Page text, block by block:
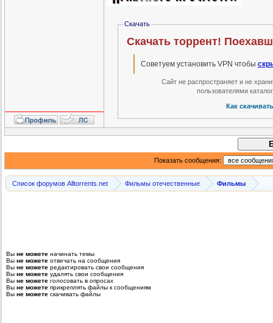
Скачать
Скачать торрент!
Советуем установить VPN чтобы
Сайт не распространяет и не
пользователями
Как
Показать сообщения:
Список форумов Alltorrents.net Фильмы отечественные Фильмы
Вы не можете начинать темы
Вы не можете отвечать на сообщения
Вы не можете редактировать свои сообщения
Вы не можете удалять свои сообщения
Вы не можете голосовать в опросах
Вы не можете прикреплять файлы к сообщениям
Вы не можете скачивать файлы